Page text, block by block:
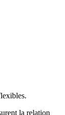
la relation